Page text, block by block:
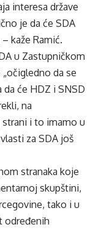
interesa države
je da će SDA
kaže Ramić.
u Zastupničkom
da se
će HDZ i SNSD
na
i to imamo u
za SDA još
stranaka koje
skupštini,
tako i u
određenih